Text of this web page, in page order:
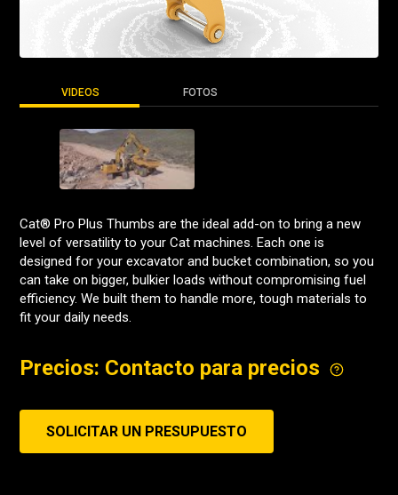
VIDEOS FOTOS
Cat® Pro Plus Thumbs are the ideal add-on to bring a new
level of versatility to your Cat machines. Each one is
designed for your excavator and bucket combination, so you
can take on bigger, bulkier loads without compromising fuel
efficiency. We built them to handle more, tough materials to
fit your daily needs.
Precios: Contacto para precios
SOLICITAR UN PRESUPUESTO